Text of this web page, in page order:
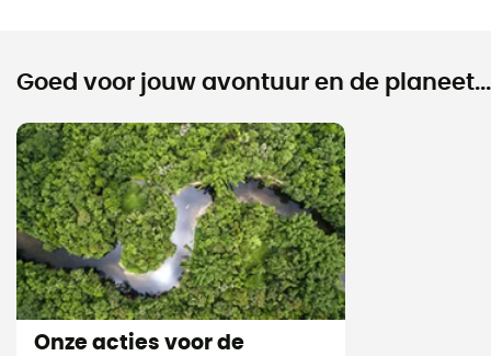
Goed voor jouw avontuur en de planeet...
Onze acties voor de